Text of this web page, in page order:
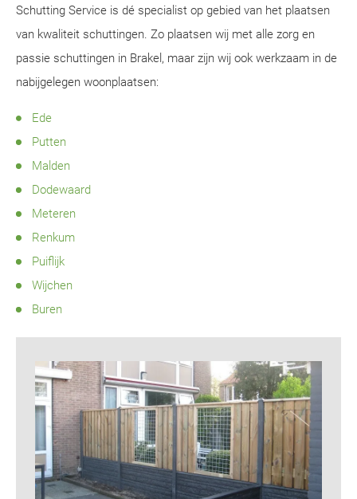
Schutting Service is dé specialist op gebied van het plaatsen
van kwaliteit schuttingen. Zo plaatsen wij met alle zorg en
passie schuttingen in Brakel, maar zijn wij ook werkzaam in de
nabijgelegen woonplaatsen:
Ede
Putten
Malden
Dodewaard
Meteren
Renkum
Puiflijk
Wijchen
Buren